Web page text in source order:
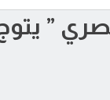
”